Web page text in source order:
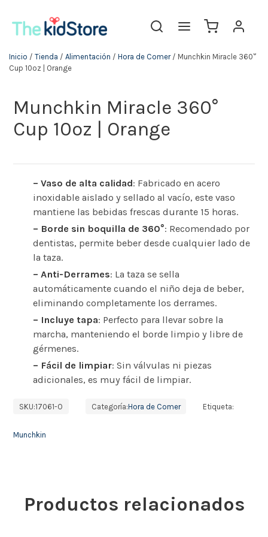
Inicio / Tienda / Alimentación / Hora de Comer/ Munchkin Miracle 360°
Cup 10oz | Orange
Munchkin Miracle 360°
Cup 10oz | Orange
– Vaso de alta calidad: Fabricado en acero
inoxidable aislado y sellado al vacío, este vaso
mantiene las bebidas frescas durante 15 horas.
– Borde sin boquilla de 360°: Recomendado por
dentistas, permite beber desde cualquier lado de
la taza.
– Anti-Derrames: La taza se sella
automáticamente cuando el niño deja de beber,
eliminando completamente los derrames.
– Incluye tapa: Perfecto para llevar sobre la
marcha, manteniendo el borde limpio y libre de
gérmenes.
– Fácil de limpiar: Sin válvulas ni piezas
adicionales, es muy fácil de limpiar.
SKU:17061-O Categoría:Hora de Comer Etiqueta:
Munchkin
Productos relacionados